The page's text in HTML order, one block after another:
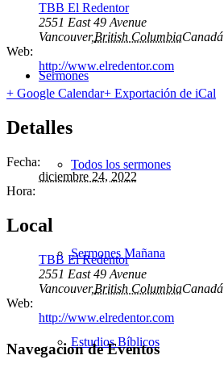
Sermones
Todos los sermones
Sermones Mañana
Estudios Bíblicos
TBB El Redentor
2551 East 49 Avenue
Vancouver,British ColumbiaCanadá
Web:
http://www.elredentor.com
+ Google Calendar+ Exportación de iCal
Detalles
Fecha:
diciembre 24, 2022
Hora:
Local
TBB El Redentor
2551 East 49 Avenue
Vancouver,British ColumbiaCanadá
Web:
http://www.elredentor.com
Navegacion de Eventos